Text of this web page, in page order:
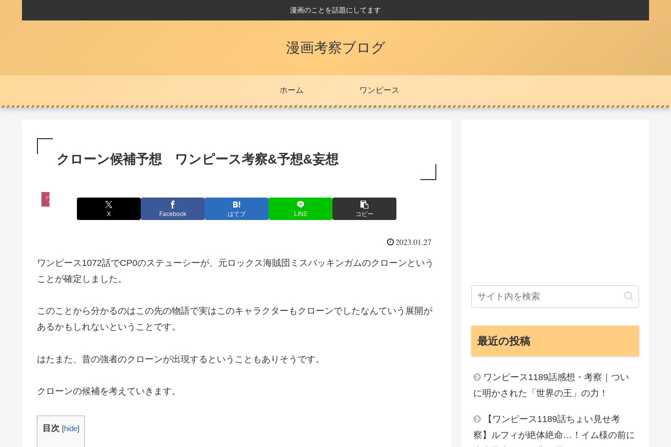
漫画のことを話題にしてます
漫画考察ブログ
ホーム ワンピース
クローン候補予想 ワンピース考察&予想&妄想
ワンピース
X Facebook はてブ LINE コピー
2023.01.27
ワンピース1072話でCP0のステューシーが、元ロックス海賊団ミスバッキンガムのクローンという
ことが確定しました。
このことから分かるのはこの先の物語で実はこのキャラクターもクローンでしたなんていう展開が
あるかもしれないということです。
はたまた、昔の強者のクローンが出現するということもありそうです。
クローンの候補を考えていきます。
目次 [hide]
最近の投稿
ワンピース1189話感想・考察｜つい
に明かされた「世界の王」の力！
【ワンピース1189話ちょい見せ考
察】ルフィが絶体絶命…！イム様の前に